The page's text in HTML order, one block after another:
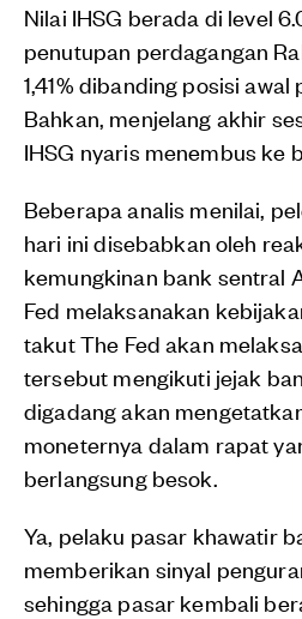
Nilai IHSG berada di level
penutupan perdagangan
1,41% dibanding posisi awal
Bahkan, menjelang akhir
IHSG nyaris menembus ke
Beberapa analis menilai,
hari ini disebabkan oleh
kemungkinan bank sentral
Fed melaksanakan
takut The Fed akan
tersebut mengikuti jejak
digadang akan
moneternya dalam rapat
berlangsung besok.
Ya, pelaku pasar khawatir
memberikan sinyal
sehingga pasar kembali